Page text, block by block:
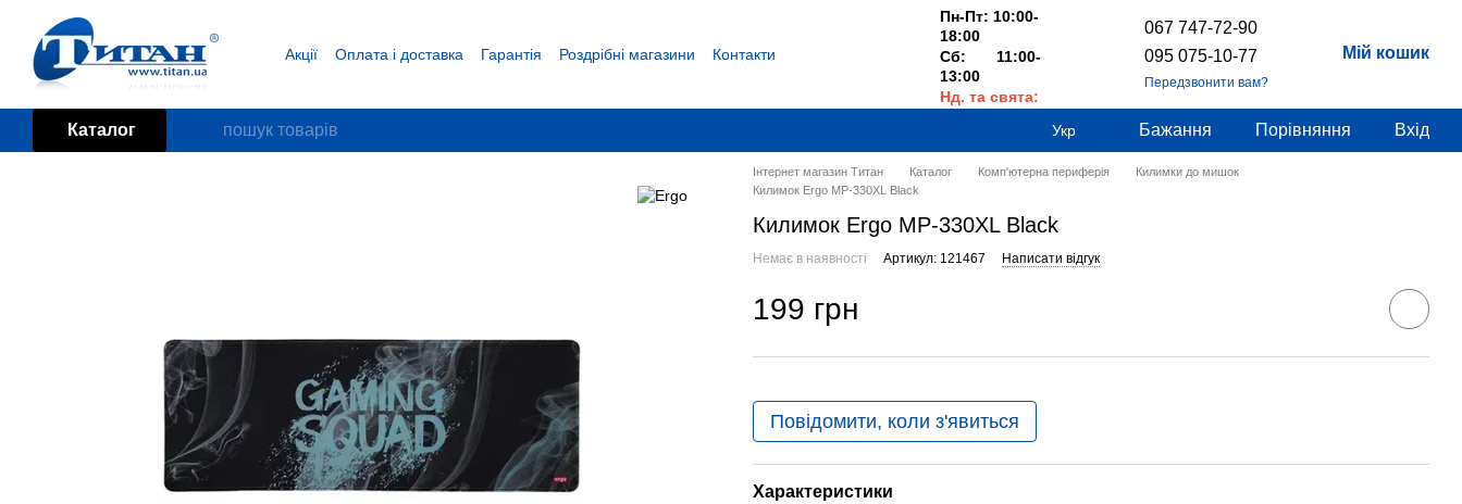
Перейти до основного контенту
Акції Оплата і доставка Гарантія Роздрібні магазини
Контакти
Пн-Пт: 10:00-
18:00
Сб: 11:00-
13:00
Нд. та свята:
067 747-72-90
095 075-10-77
Передзвонити вам?
Мій кошик
Каталог Укр Бажання Порівняння Вхід
Інтернет магазин Титан Каталог Комп'ютерна периферія
Килимки до мишок
Килимок Ergo MP-330XL Black
Килимок Ergo MP-330XL Black
Немає в наявності Артикул: 121467 Написати відгук
199 грн
Повідомити, коли з'явиться
Характеристики